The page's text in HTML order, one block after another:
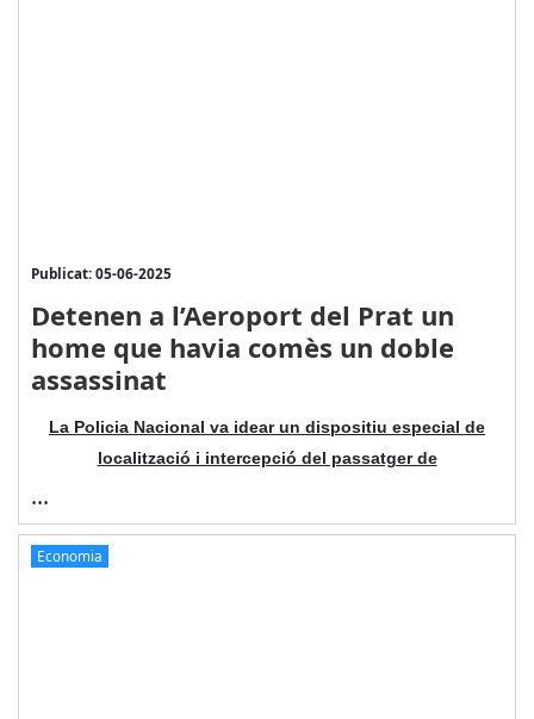
Publicat: 05-06-2025
Detenen a l’Aeroport del Prat un
home que havia comès un doble
assassinat
La Policia Nacional va idear un dispositiu especial de
localització i intercepció del passatger de
...
Economia